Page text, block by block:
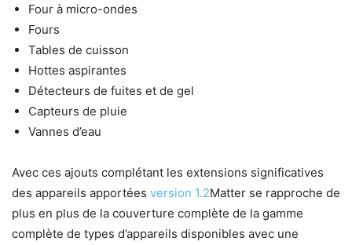
Four à micro-ondes
Fours
Tables de cuisson
Hottes aspirantes
Détecteurs de fuites et de gel
Capteurs de pluie
Vannes d’eau
Avec ces ajouts complétant les extensions significatives
des appareils apportées version 1.2Matter se rapproche de
plus en plus de la couverture complète de la gamme
complète de types d’appareils disponibles avec une